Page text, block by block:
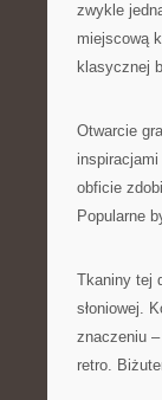
zwykle
miejscową
klasycznej
Otwarcie
obficie
Popularne
Tkaniny tej
słoniowej.
znaczeniu
retro.